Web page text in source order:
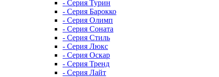
- Серия Турин
- Серия Барокко
- Серия Олимп
- Серия Соната
- Серия Стиль
- Серия Люкс
- Серия Оскар
- Серия Тренд
- Серия Лайт